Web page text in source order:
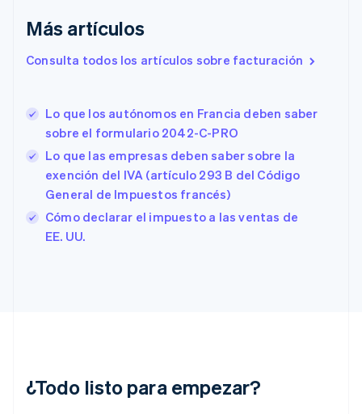
Más artículos
Consulta todos los artículos sobre facturación
Lo que los autónomos en Francia deben saber
sobre el formulario 2042-C-PRO
Lo que las empresas deben saber sobre la
exención del IVA (artículo 293 B del Código
General de Impuestos francés)
Cómo declarar el impuesto a las ventas de
EE. UU.
¿Todo listo para empezar?
Dinamarca
English
Emiratos Árabes Unidos
English
Eslovenia
España
EspañolEnglish
Estados Unidos
Estonia
English
Hungría